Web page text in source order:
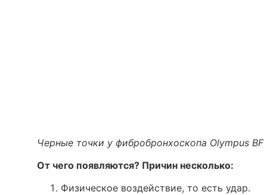
Черные точки у фибробронхоскопа Olympus
От чего появляются? Причин несколько:
Физическое воздействие, то есть удар.